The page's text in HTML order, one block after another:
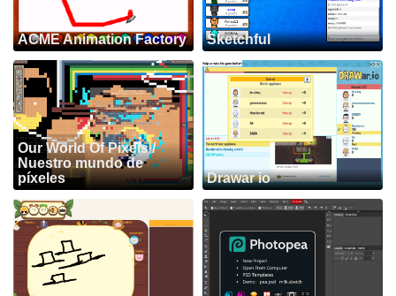
ACME Animation Factory Sketchful
Our World Of Pixels /
Nuestro mundo de
píxeles
Drawar io